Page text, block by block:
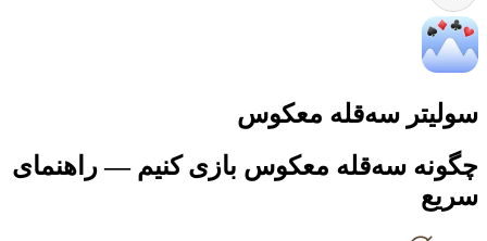
سولیتر سه‌قله معکوس
چگونه سه‌قله معکوس بازی کنیم — راهنمای
سریع